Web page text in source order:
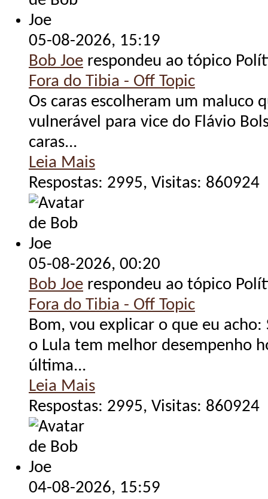
05-08-2026, 15:19
Bob Joe respondeu ao tópico
Fora do Tibia - Off Topic
Os caras escolheram um maluco
vulnerável para vice do Flávio
caras...
Leia Mais
Respostas: 2995, Visitas: 860924
05-08-2026, 00:20
Bob Joe respondeu ao tópico
Fora do Tibia - Off Topic
Bom, vou explicar o que eu
o Lula tem melhor desempenho
última...
Leia Mais
Respostas: 2995, Visitas: 860924
04-08-2026, 15:59